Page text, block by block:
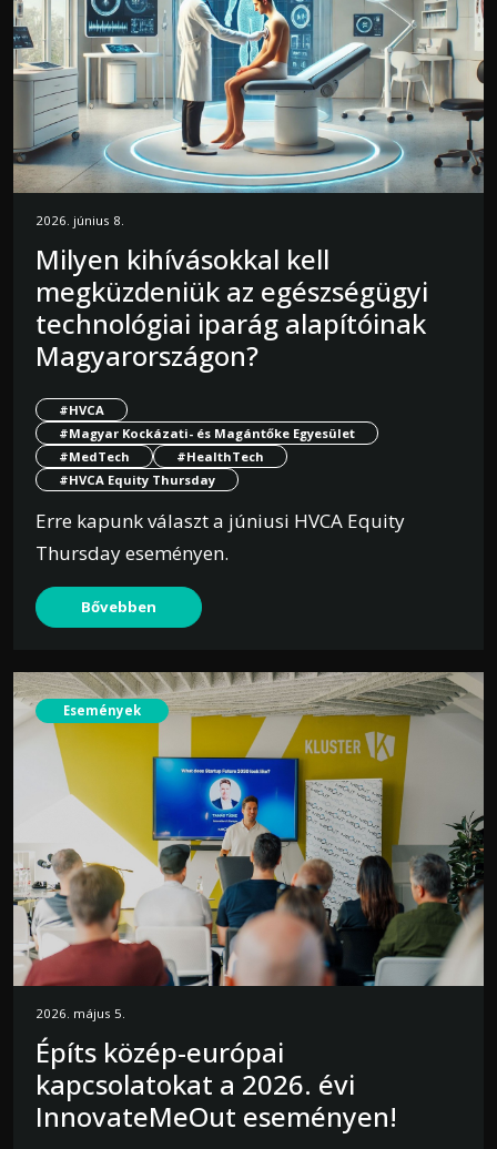
2026. június 8.
Milyen kihívásokkal kell
megküzdeniük az egészségügyi
technológiai iparág alapítóinak
Magyarországon?
#HVCA
#Magyar Kockázati- és Magántőke Egyesület
#MedTech
#HealthTech
#HVCA Equity Thursday
Erre kapunk választ a júniusi HVCA Equity
Thursday eseményen.
Bővebben
Események
2026. május 5.
Építs közép-európai
kapcsolatokat a 2026. évi
InnovateMeOut eseményen!